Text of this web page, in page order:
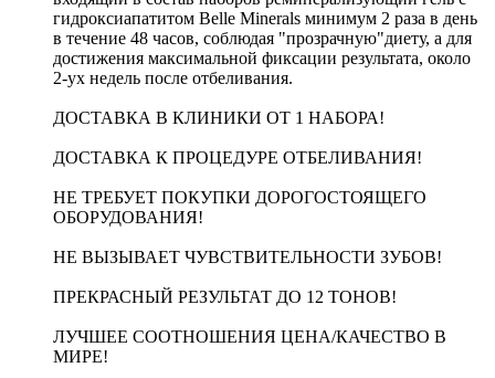
гидроксиапатитом Belle Minerals минимум 2 раза в день
в течение 48 часов, соблюдая "прозрачную"диету, а для
достижения максимальной фиксации результата, около
2-ух недель после отбеливания.
ДОСТАВКА В КЛИНИКИ ОТ 1 НАБОРА!
ДОСТАВКА К ПРОЦЕДУРЕ ОТБЕЛИВАНИЯ!
НЕ ТРЕБУЕТ ПОКУПКИ ДОРОГОСТОЯЩЕГО
ОБОРУДОВАНИЯ!
НЕ ВЫЗЫВАЕТ ЧУВСТВИТЕЛЬНОСТИ ЗУБОВ!
ПРЕКРАСНЫЙ РЕЗУЛЬТАТ ДО 12 ТОНОВ!
ЛУЧШЕЕ СООТНОШЕНИЯ ЦЕНА/КАЧЕСТВО В
МИРЕ!